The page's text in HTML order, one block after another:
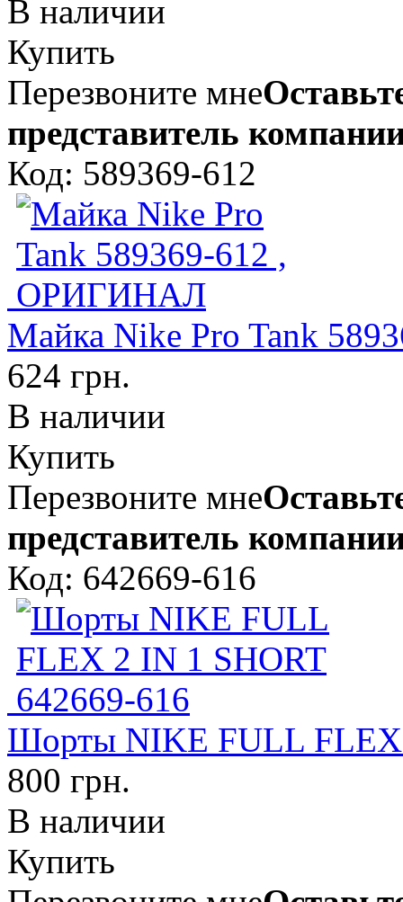
В наличии
Купить
Перезвоните мне
представитель
Код: 589369-612
Майка Nike Pro Tank
624 грн.
В наличии
Купить
Перезвоните мне
представитель
Код: 642669-616
Шорты NIKE FULL FLEX
800 грн.
В наличии
Купить